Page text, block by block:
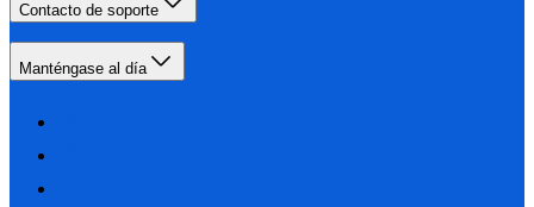
Contacto de soporte
Manténgase al día